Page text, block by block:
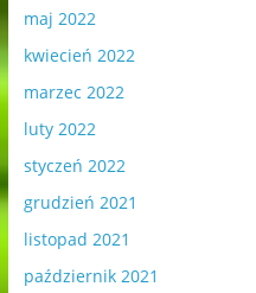
maj 2022
kwiecień 2022
marzec 2022
luty 2022
styczeń 2022
grudzień 2021
listopad 2021
październik 2021